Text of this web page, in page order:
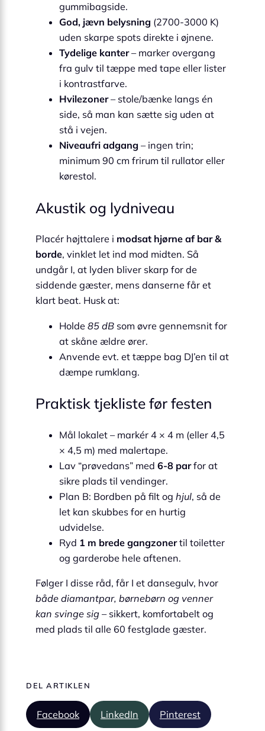
gummibagside.
God, jævn belysning (2700-3000 K)
uden skarpe spots direkte i øjnene.
Tydelige kanter– marker overgang
fra gulv til tæppe med tape eller lister
i kontrastfarve.
Hvilezoner– stole/bænke langs én
side, så man kan sætte sig uden at
stå i vejen.
Niveaufri adgang – ingen trin;
minimum 90 cm frirum til rullator eller
kørestol.
Akustik og lydniveau
Placér højttalere i modsat hjørne af bar &
borde, vinklet let ind mod midten. Så
undgår I, at lyden bliver skarp for de
siddende gæster, mens danserne får et
klart beat. Husk at:
Holde 85 dB som øvre gennemsnit for
at skåne ældre ører.
Anvende evt. et tæppe bag DJ’en til at
dæmpe rumklang.
Praktisk tjekliste før festen
Mål lokalet – markér 4 × 4 m (eller 4,5
× 4,5 m) med malertape.
Lav “prøvedans” med 6-8 parfor at
sikre plads til vendinger.
Plan B: Bordben på filt og hjul, så de
let kan skubbes for en hurtig
udvidelse.
Ryd 1 m brede gangzonertil toiletter
og garderobe hele aftenen.
Følger I disse råd, får I et dansegulv, hvor
både diamantpar, børnebørn og venner
kan svinge sig – sikkert, komfortabelt og
med plads til alle 60 festglade gæster.
DEL ARTIKLEN
Facebook LinkedIn Pinterest